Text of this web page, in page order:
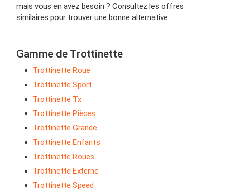
mais vous en avez besoin ? Consultez les offres
similaires pour trouver une bonne alternative.
Gamme de Trottinette
Trottinette Roue
Trottinette Sport
Trottinette Tx
Trottinette Pièces
Trottinette Grande
Trottinette Enfants
Trottinette Roues
Trottinette Externe
Trottinette Speed